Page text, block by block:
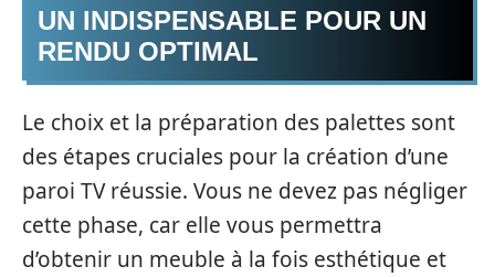
UN INDISPENSABLE POUR UN
RENDU OPTIMAL
Le choix et la préparation des palettes sont
des étapes cruciales pour la création d’une
paroi TV réussie. Vous ne devez pas négliger
cette phase, car elle vous permettra
d’obtenir un meuble à la fois esthétique et